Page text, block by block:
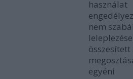
használat
nem
egyéni